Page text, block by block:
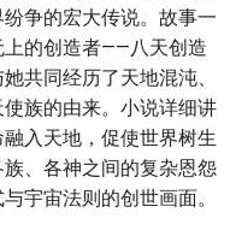
争的宏大传说。故事一
上的创造者——八天创造
共同经历了天地混沌、
族的由来。小说详细讲
入天地，促使世界树生
、各神之间的复杂恩怨
宇宙法则的创世画面。